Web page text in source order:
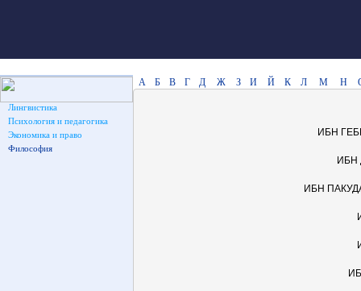
Лингвистика
Психология и педагогика
Экономика и право
Философия
А Б В Г Д Ж З И Й К Л М Н
ИБН
ИБН
ИБН